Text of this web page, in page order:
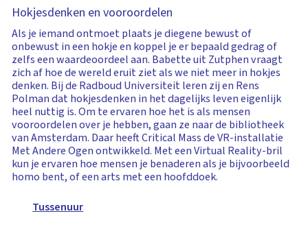
Hokjesdenken en vooroordelen
Als je iemand ontmoet plaats je diegene bewust of
onbewust in een hokje en koppel je er bepaald gedrag of
zelfs een waardeoordeel aan. Babette uit Zutphen vraagt
zich af hoe de wereld eruit ziet als we niet meer in hokjes
denken. Bij de Radboud Universiteit leren zij en Rens
Polman dat hokjesdenken in het dagelijks leven eigenlijk
heel nuttig is. Om te ervaren hoe het is als mensen
vooroordelen over je hebben, gaan ze naar de bibliotheek
van Amsterdam. Daar heeft Critical Mass de VR-installatie
Met Andere Ogen ontwikkeld. Met een Virtual Reality-bril
kun je ervaren hoe mensen je benaderen als je bijvoorbeeld
homo bent, of een arts met een hoofddoek.
Tussenuur